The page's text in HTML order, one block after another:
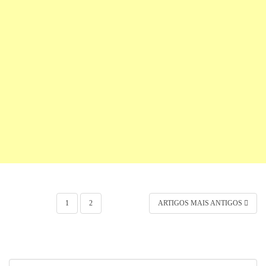
Navegação por posts
1 2 ARTIGOS MAIS ANTIGOS